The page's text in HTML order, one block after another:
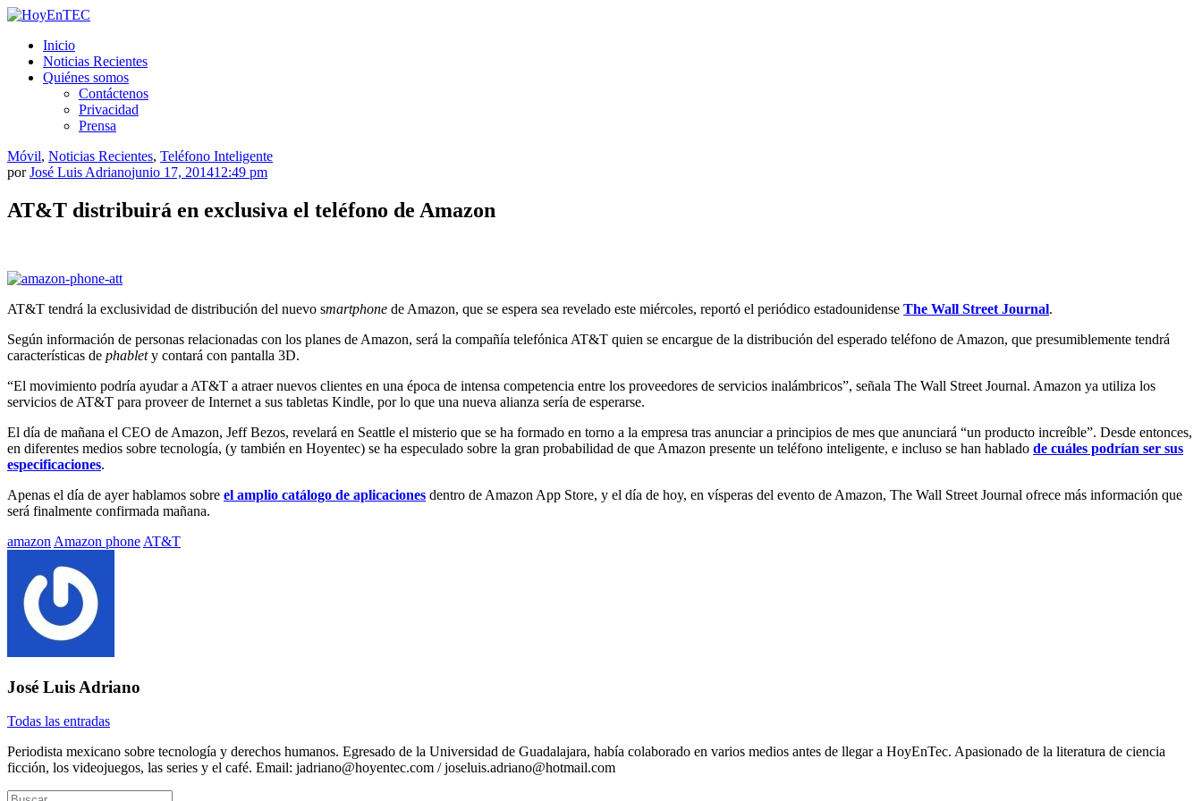
Saltar
contenido.
Inicio
Noticias Recientes
Quiénes somos
Contáctenos
Privacidad
Prensa
Móvil, Noticias Recientes, Teléfono Inteligente
porJosé Luis Adrianojunio 17, 201412:49 pm
AT&T distribuirá en exclusiva el teléfono de Amazon
AT&T tendrá la exclusividad de distribución del nuevo smartphone de Amazon, que se espera sea revelado este miércoles, reportó el periódico estadounidense The Wall Street Journal.
Según información de personas relacionadas con los planes de Amazon, será la compañía telefónica AT&T quien se encargue de la distribución del esperado teléfono de Amazon, que presumiblemente tendrá
características de phablety contará con pantalla 3D.
“El movimiento podría ayudar a AT&T a atraer nuevos clientes en una época de intensa competencia entre los proveedores de servicios inalámbricos”, señala The Wall Street Journal. Amazon ya utiliza los
servicios de AT&T para proveer de Internet a sus tabletas Kindle, por lo que una nueva alianza sería de esperarse.
El día de mañana el CEO de Amazon, Jeff Bezos, revelará en Seattle el misterio que se ha formado en torno a la empresa tras anunciar a principios de mes que anunciará “un producto increíble”. Desde entonces,
en diferentes medios sobre tecnología, (y también en Hoyentec) se ha especulado sobre la gran probabilidad de que Amazon presente un teléfono inteligente, e incluso se han hablado de cuáles podrían ser sus
especificaciones.
Apenas el día de ayer hablamos sobre el amplio catálogo de aplicaciones dentro de Amazon App Store, y el día de hoy, en vísperas del evento de Amazon, The Wall Street Journal ofrece más información que
será finalmente confirmada mañana.
Etiquetado
amazon Amazon phone AT&T
José Luis Adriano
Todas las entradas
Periodista mexicano sobre tecnología y derechos humanos. Egresado de la Universidad de Guadalajara, había colaborado en varios medios antes de llegar a HoyEnTec. Apasionado de la literatura de ciencia
ficción, los videojuegos, las series y el café. Email: jadriano@hoyentec.com / joseluis.adriano@hotmail.com
Buscar: